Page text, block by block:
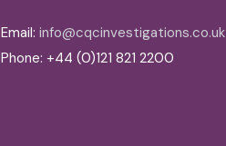
Email: info@cqcinvestigations.co.uk
Phone: +44 (0)121 821 2200